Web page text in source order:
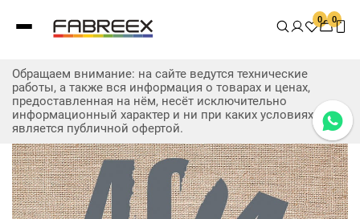
0 0
Обращаем внимание: на сайте ведутся технические
работы, а также вся информация о товарах и ценах,
предоставленная на нём, несёт исключительно
информационный характер и ни при каких условиях не
является публичной офертой.